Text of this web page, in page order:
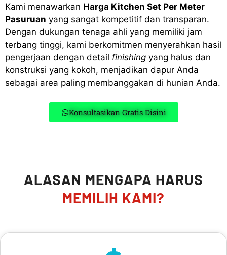
Kami menawarkan Harga Kitchen Set Per Meter
Pasuruan yang sangat kompetitif dan transparan.
Dengan dukungan tenaga ahli yang memiliki jam
terbang tinggi, kami berkomitmen menyerahkan hasil
pengerjaan dengan detail finishing yang halus dan
konstruksi yang kokoh, menjadikan dapur Anda
sebagai area paling membanggakan di hunian Anda.
Konsultasikan Gratis Disini
ALASAN MENGAPA HARUS
MEMILIH KAMI?